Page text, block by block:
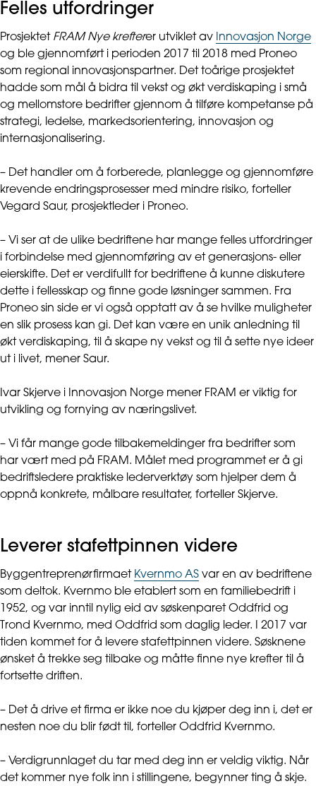
Felles utfordringer
Prosjektet FRAM Nye krefterer utviklet av Innovasjon Norge
og ble gjennomført i perioden 2017 til 2018 med Proneo
som regional innovasjonspartner. Det toårige prosjektet
hadde som mål å bidra til vekst og økt verdiskaping i små
og mellomstore bedrifter gjennom å tilføre kompetanse på
strategi, ledelse, markedsorientering, innovasjon og
internasjonalisering.
– Det handler om å forberede, planlegge og gjennomføre
krevende endringsprosesser med mindre risiko, forteller
Vegard Saur, prosjektleder i Proneo.
– Vi ser at de ulike bedriftene har mange felles utfordringer
i forbindelse med gjennomføring av et generasjons- eller
eierskifte. Det er verdifullt for bedriftene å kunne diskutere
dette i fellesskap og finne gode løsninger sammen. Fra
Proneo sin side er vi også opptatt av å se hvilke muligheter
en slik prosess kan gi. Det kan være en unik anledning til
økt verdiskaping, til å skape ny vekst og til å sette nye ideer
ut i livet, mener Saur.
Ivar Skjerve i Innovasjon Norge mener FRAM er viktig for
utvikling og fornying av næringslivet.
– Vi får mange gode tilbakemeldinger fra bedrifter som
har vært med på FRAM. Målet med programmet er å gi
bedriftsledere praktiske lederverktøy som hjelper dem å
oppnå konkrete, målbare resultater, forteller Skjerve.
Leverer stafettpinnen videre
Byggentreprenørfirmaet Kvernmo AS var en av bedriftene
som deltok. Kvernmo ble etablert som en familiebedrift i
1952, og var inntil nylig eid av søskenparet Oddfrid og
Trond Kvernmo, med Oddfrid som daglig leder. I 2017 var
tiden kommet for å levere stafettpinnen videre. Søsknene
ønsket å trekke seg tilbake og måtte finne nye krefter til å
fortsette driften.
– Det å drive et firma er ikke noe du kjøper deg inn i, det er
nesten noe du blir født til, forteller Oddfrid Kvernmo.
– Verdigrunnlaget du tar med deg inn er veldig viktig. Når
det kommer nye folk inn i stillingene, begynner ting å skje.